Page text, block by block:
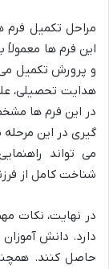
مراحل تکمیل
این فرم ها
و پرورش تکمیل
هدایت تحصیلی،
در این فرم ها
گیری در این
می تواند
شناخت کامل از
در نهایت، نکات
دارد. دانش
حاصل کنند.